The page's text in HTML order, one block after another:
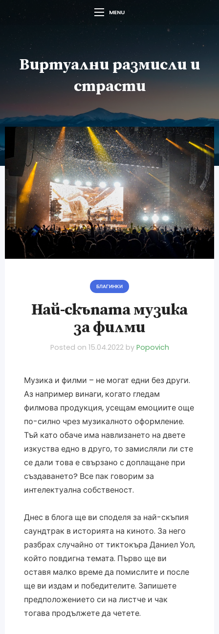
MENU
Виртуални размисли и
страсти
БЛАГИНКИ
Най-скъпата музика
за филми
Posted on 15.04.2022 by Popovich
Музика и филми – не могат едни без други.
Аз например винаги, когато гледам
филмова продукция, усещам емоциите още
по-силно чрез музикалното оформление.
Тъй като обаче има навлизането на двете
изкуства едно в друго, то замисляли ли сте
се дали това е свързано с доплащане при
създаването? Все пак говорим за
интелектуална собственост.
Днес в блога ще ви споделя за най-скъпия
саундтрак в историята на киното. За него
разбрах случайно от тиктокъра Даниел Уол,
който повдигна темата. Първо ще ви
оставя малко време да помислите и после
ще ви издам и победителите. Запишете
предположението си на листче и чак
тогава продължете да четете.